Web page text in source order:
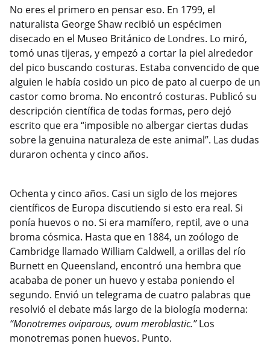
No eres el primero en pensar eso. En 1799, el
naturalista George Shaw recibió un espécimen
disecado en el Museo Británico de Londres. Lo miró,
tomó unas tijeras, y empezó a cortar la piel alrededor
del pico buscando costuras. Estaba convencido de que
alguien le había cosido un pico de pato al cuerpo de un
castor como broma. No encontró costuras. Publicó su
descripción científica de todas formas, pero dejó
escrito que era “imposible no albergar ciertas dudas
sobre la genuina naturaleza de este animal”. Las dudas
duraron ochenta y cinco años.
Ochenta y cinco años. Casi un siglo de los mejores
científicos de Europa discutiendo si esto era real. Si
ponía huevos o no. Si era mamífero, reptil, ave o una
broma cósmica. Hasta que en 1884, un zoólogo de
Cambridge llamado William Caldwell, a orillas del río
Burnett en Queensland, encontró una hembra que
acababa de poner un huevo y estaba poniendo el
segundo. Envió un telegrama de cuatro palabras que
resolvió el debate más largo de la biología moderna:
“Monotremes oviparous, ovum meroblastic.”Los
monotremas ponen huevos. Punto.